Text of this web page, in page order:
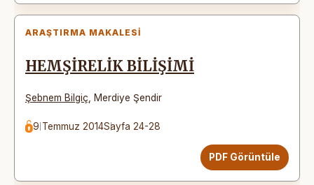
ARAŞTIRMA MAKALESI
HEMŞİRELİK BİLİŞİMİ
Şebnem Bilgiç Merdiye Şendir
9 Temmuz 2014Sayfa 24-28
PDF Görüntüle